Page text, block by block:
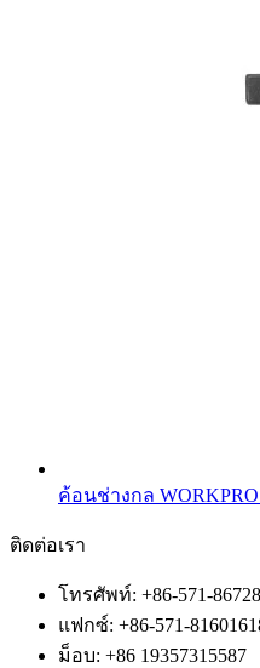
ค้อนช่างกล
ติดต่อเรา
โทรศัพท์: +86-571-
แฟกซ์: +86-571-
ม็อบ: +86 19357315587